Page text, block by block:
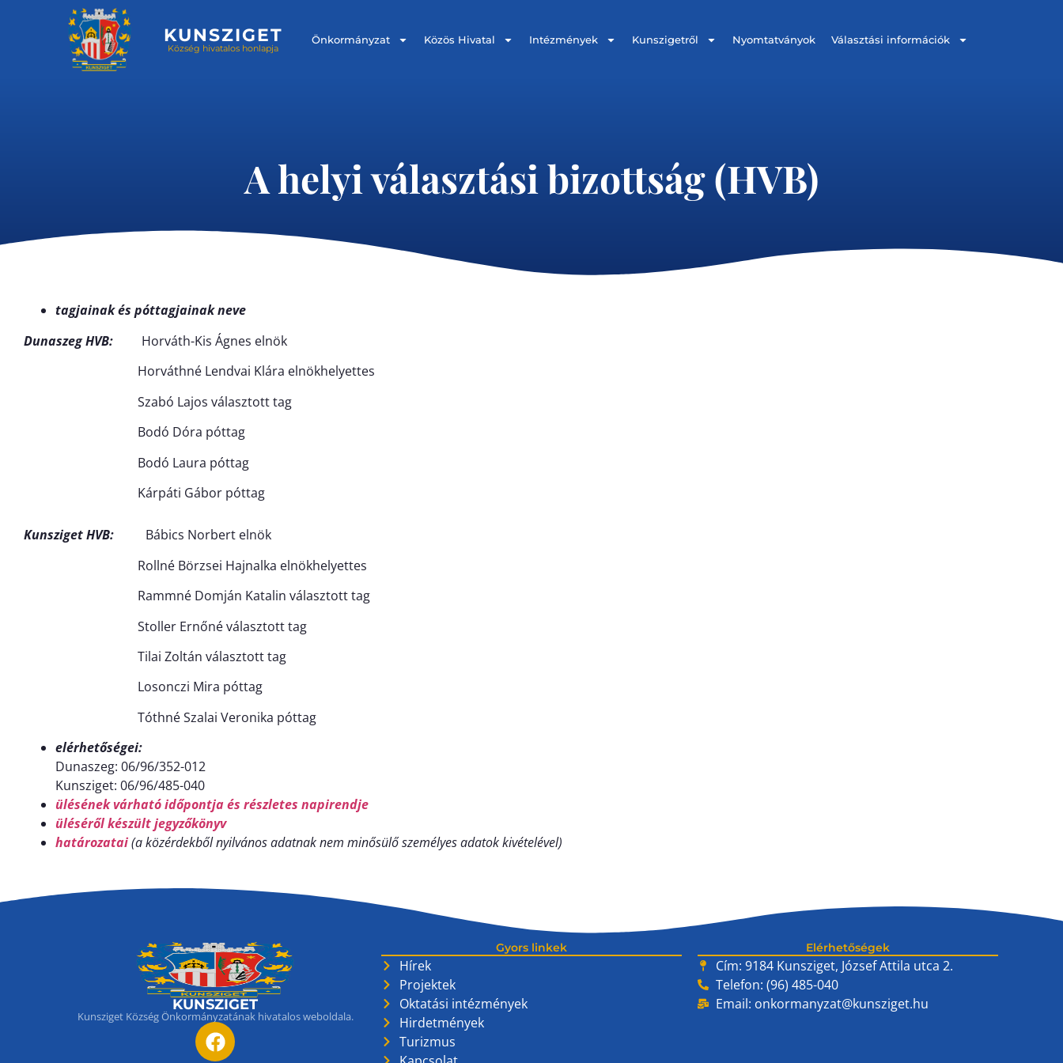
KUNSZIGET
Község hivatalos honlapja
Önkormányzat Közös Hivatal Intézmények Kunszigetről Nyomtatványok Választási információk
A helyi választási bizottság (HVB)
tagjainak és póttagjainak neve
Dunaszeg HVB: Horváth-Kis Ágnes elnök
Horváthné Lendvai Klára elnökhelyettes
Szabó Lajos választott tag
Bodó Dóra póttag
Bodó Laura póttag
Kárpáti Gábor póttag
Kunsziget HVB: Bábics Norbert elnök
Rollné Börzsei Hajnalka elnökhelyettes
Rammné Domján Katalin választott tag
Stoller Ernőné választott tag
Tilai Zoltán választott tag
Losonczi Mira póttag
Tóthné Szalai Veronika póttag
elérhetőségei:
Dunaszeg: 06/96/352-012
Kunsziget: 06/96/485-040
ülésének várható időpontja és részletes napirendje
üléséről készült jegyzőkönyv
határozatai(a közérdekből nyilvános adatnak nem minősülő személyes adatok kivételével)
KUNSZIGET
Kunsziget Község Önkormányzatának hivatalos weboldala.
Gyors linkek
Hírek
Projektek
Oktatási intézmények
Hirdetmények
Turizmus
Elérhetőségek
Cím: 9184 Kunsziget, József Attila utca 2.
Telefon: (96) 485-040
Email: onkormanyzat@kunsziget.hu